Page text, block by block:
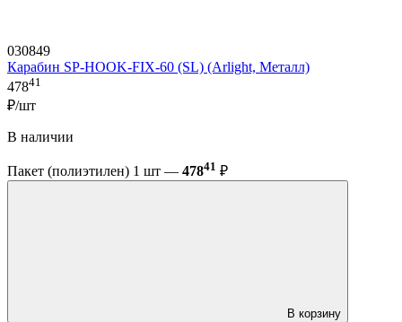
030849
Карабин SP-HOOK-FIX-60 (SL) (Arlight, Металл)
47841
₽/шт
В наличии
Пакет (полиэтилен) 1 шт — 47841 ₽
В корзину